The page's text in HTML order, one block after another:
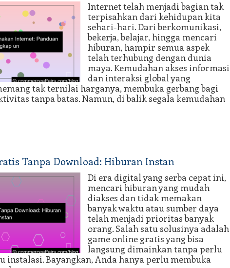
Internet telah menjadi bagian tak
terpisahkan dari kehidupan kita
sehari-hari. Dari berkomunikasi,
bekerja, belajar, hingga mencari
hiburan, hampir semua aspek
telah terhubung dengan dunia
maya. Kemudahan akses informasi
dan interaksi global yang
tak ternilai harganya, membuka gerbang bagi
tanpa batas. Namun, di balik segala kemudahan
Tanpa Download: Hiburan Instan
Di era digital yang serba cepat ini,
mencari hiburan yang mudah
diakses dan tidak memakan
banyak waktu atau sumber daya
telah menjadi prioritas banyak
orang. Salah satu solusinya adalah
game online gratis yang bisa
langsung dimainkan tanpa perlu
instalasi. Bayangkan, Anda hanya perlu membuka